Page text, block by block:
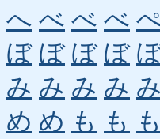
へ べ べ べ
ぼ ぼ ぼ ぼ
み み み み
め め も も